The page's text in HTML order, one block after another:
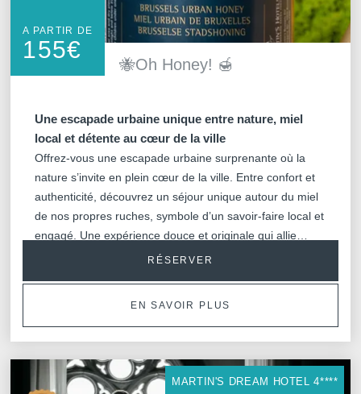
🐝Oh Honey! 🍯
A PARTIR DE
155€
Une escapade urbaine unique entre nature, miel
local et détente au cœur de la ville
Offrez-vous une escapade urbaine surprenante où la
nature s’invite en plein cœur de la ville. Entre confort et
authenticité, découvrez un séjour unique autour du miel
de nos propres ruches, symbole d’un savoir-faire local et
engagé. Une expérience douce et originale qui allie
détente, découverte et gourmandise au rythme de la
RÉSERVER
EN SAVOIR PLUS
MARTIN'S DREAM HOTEL 4****
Prénom
Message*:
Souhaitez-vous recevoir
promotions et offres